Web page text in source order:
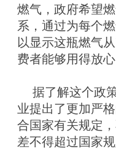
燃气，政府希望
系，通过为每个
以显示这瓶燃气
费者能够用得放心
据了解这个政策
业提出了更加严
合国家有关规定
差不得超过国家